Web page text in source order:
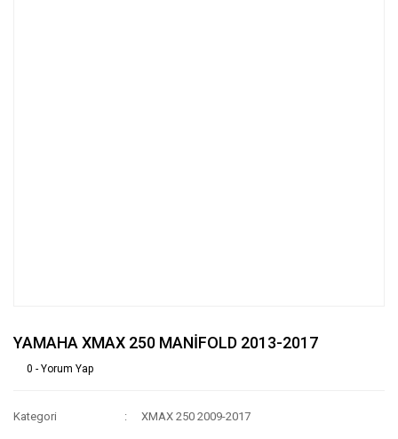
YAMAHA XMAX 250 MANİFOLD 2013-2017
0 - Yorum Yap
Kategori XMAX 250 2009-2017